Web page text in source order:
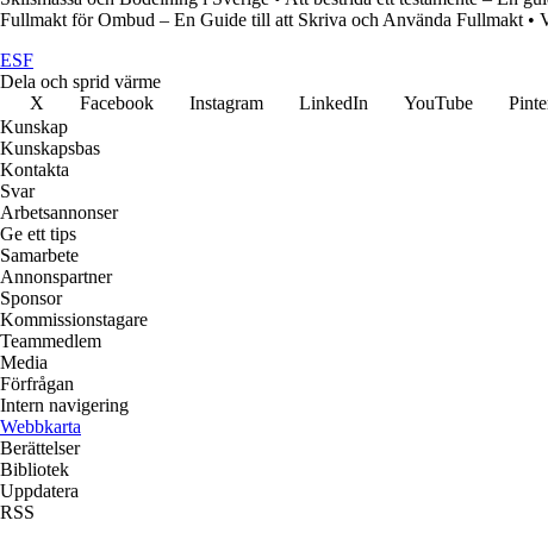
Fullmakt för Ombud – En Guide till att Skriva och Använda Fullmakt •
ESF
Dela och sprid värme
X
Facebook Instagram LinkedIn YouTube
Kunskap
Kunskapsbas
Kontakta
Svar
Arbetsannonser
Ge ett tips
Samarbete
Annonspartner
Sponsor
Kommissionstagare
Teammedlem
Media
Förfrågan
Intern navigering
Webbkarta
Berättelser
Bibliotek
Uppdatera
RSS